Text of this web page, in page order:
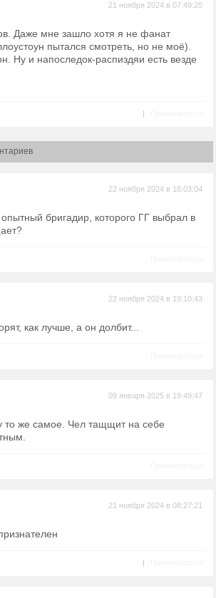
21 ноября 2024 в 07:49:25
Даже мне зашло хотя я не фанат
пытался смотреть, но не моё).
Ну и напоследок-распиздяи есть везде
|
22 ноября 2024 в 18:03:04
бригадир, которого ГГ выбрал в
22 ноября 2024 в 19:10:43
как лучше, а он долбит...
09 января 2025 в 19:49:47
же самое. Чел тащщит на себе
21 ноября 2024 в 08:27:21
|